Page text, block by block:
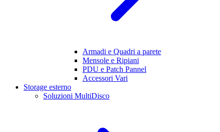
Armadi e Quadri a parete
Mensole e Ripiani
PDU e Patch Pannel
Accessori Vari
Storage esterno
Soluzioni MultiDisco